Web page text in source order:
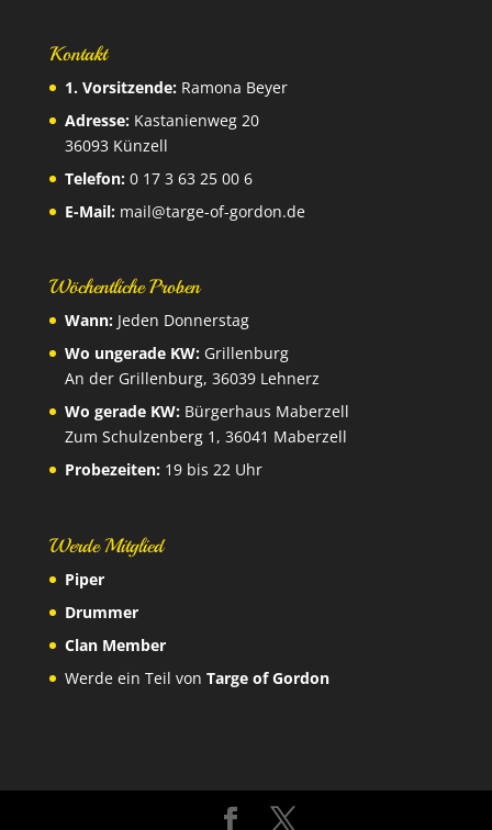
Kontakt
1. Vorsitzende:Ramona Beyer
Adresse:Kastanienweg 20
36093 Künzell
Telefon:0 17 3 63 25 00 6
E-Mail: mail@targe-of-gordon.de
Wöchentliche Proben
Wann:Jeden Donnerstag
Wo ungerade KW:Grillenburg
An der Grillenburg, 36039 Lehnerz
Wo gerade KW:Bürgerhaus Maberzell
Zum Schulzenberg 1, 36041 Maberzell
Probezeiten:19 bis 22 Uhr
Werde Mitglied
Piper
Drummer
Clan Member
Werde ein Teil von Targe of Gordon